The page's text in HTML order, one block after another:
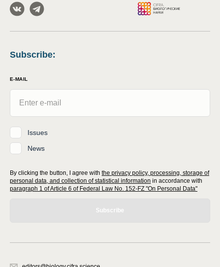
Subscribe:
E-MAIL
Issues
News
By clicking the button, I agree with the privacy policy, processing, storage of
personal data, and collection of statistical information in accordance with
paragraph 1 of Article 6 of Federal Law No. 152-FZ "On Personal Data"
Subscribe